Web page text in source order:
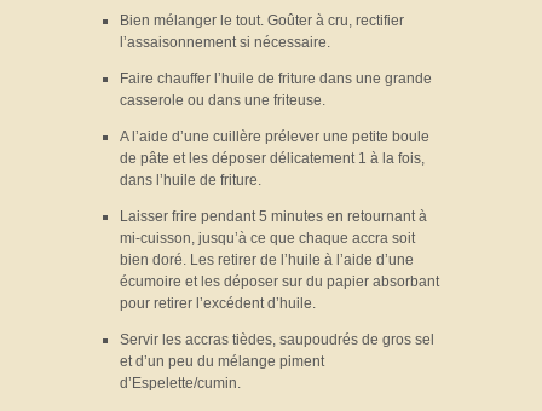
Bien mélanger le tout. Goûter à cru, rectifier
l’assaisonnement si nécessaire.
Faire chauffer l’huile de friture dans une grande
casserole ou dans une friteuse.
A l’aide d’une cuillère prélever une petite boule
de pâte et les déposer délicatement 1 à la fois,
dans l’huile de friture.
Laisser frire pendant 5 minutes en retournant à
mi-cuisson, jusqu’à ce que chaque accra soit
bien doré. Les retirer de l’huile à l’aide d’une
écumoire et les déposer sur du papier absorbant
pour retirer l’excédent d’huile.
Servir les accras tièdes, saupoudrés de gros sel
et d’un peu du mélange piment
d’Espelette/cumin.